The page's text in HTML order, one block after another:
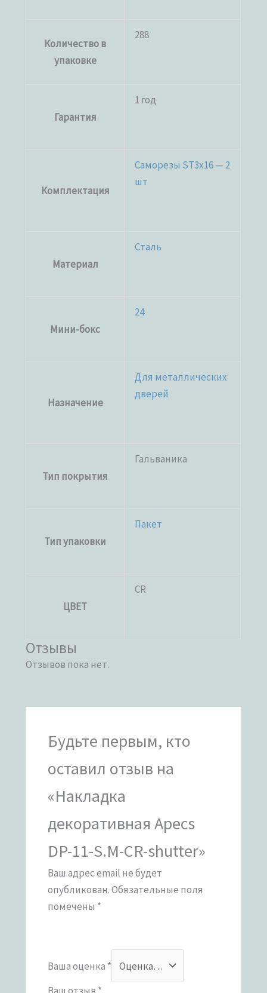
Количество в
упаковке
288
Гарантия
1 год
Комплектация
Саморезы ST3x16 — 2
шт
Материал
Сталь
Мини-бокс
24
Назначение
Для металлических
дверей
Тип покрытия
Гальваника
Тип упаковки
Пакет
ЦВЕТ
CR
Отзывы
Отзывов пока нет.
Будьте первым, кто
оставил отзыв на
«Накладка
декоративная Apecs
DP-11-S.M-CR-shutter»
Ваш адрес email не будет
опубликован.Обязательные поля
помечены *
Ваша оценка *